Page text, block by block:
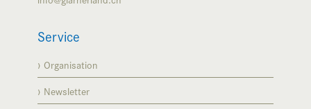
Service
Organisation
Newsletter